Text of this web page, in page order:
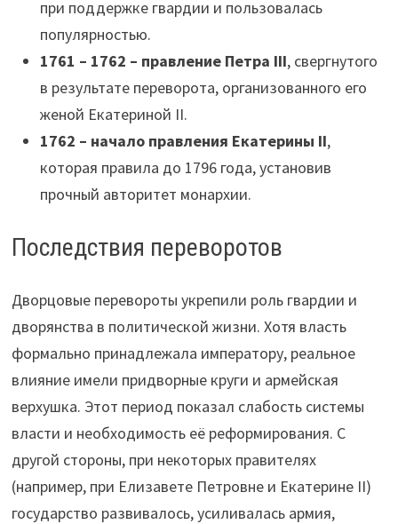
при поддержке гвардии и пользовалась
популярностью.
1761 – 1762 – правление Петра III, свергнутого
в результате переворота, организованного его
женой Екатериной II.
1762 – начало правления Екатерины II,
которая правила до 1796 года, установив
прочный авторитет монархии.
Последствия переворотов
Дворцовые перевороты укрепили роль гвардии и
дворянства в политической жизни. Хотя власть
формально принадлежала императору, реальное
влияние имели придворные круги и армейская
верхушка. Этот период показал слабость системы
власти и необходимость её реформирования. С
другой стороны, при некоторых правителях
(например, при Елизавете Петровне и Екатерине II)
государство развивалось, усиливалась армия,